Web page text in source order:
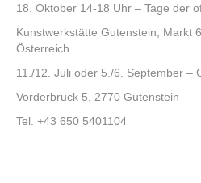
18. Oktober 14-18 Uhr – Tage der
Kunstwerkstätte Gutenstein, Markt
Österreich
11./12. Juli oder 5./6. September –
Vorderbruck 5, 2770 Gutenstein
Tel. +43 650 5401104